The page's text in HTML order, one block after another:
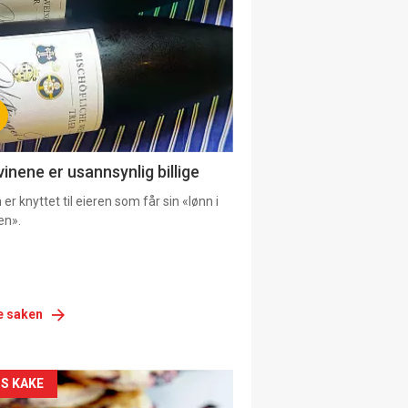
er usannsynlig billige
er knyttet til eieren som får sin «lønn i
saken
KAKE